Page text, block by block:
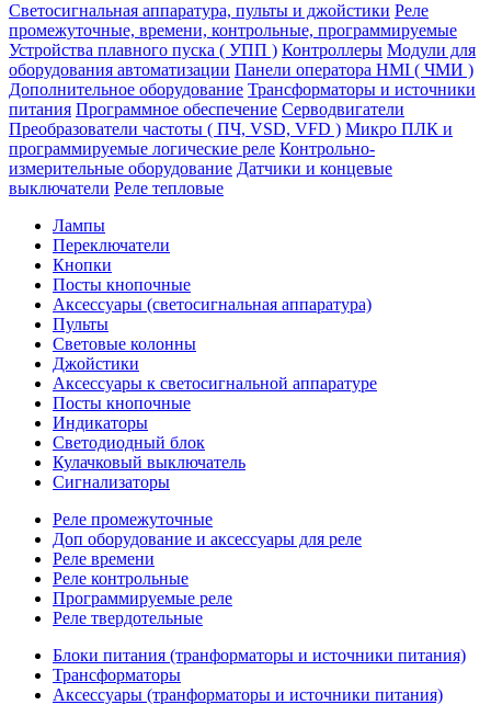
Светосигнальная аппаратура, пульты и джойстики Реле
промежуточные, времени, контрольные, программируемые
Устройства плавного пуска ( УПП ) Контроллеры Модули для
оборудования автоматизации Панели оператора HMI ( ЧМИ )
Дополнительное оборудование Транcформаторы и источники
питания Программное обеспечение Серводвигатели
Преобразователи частоты ( ПЧ, VSD, VFD ) Микро ПЛК и
программируемые логические реле Контрольно-
измерительные оборудование Датчики и концевые
выключатели Реле тепловые
Лампы
Переключатели
Кнопки
Посты кнопочные
Аксессуары (светосигнальная аппаратура)
Пульты
Световые колонны
Джойстики
Аксессуары к светосигнальной аппаратуре
Посты кнопочные
Индикаторы
Светодиодный блок
Кулачковый выключатель
Сигнализаторы
Реле промежуточные
Доп оборудование и аксессуары для реле
Реле времени
Реле контрольные
Программируемые реле
Реле твердотельные
Блоки питания (транформаторы и источники питания)
Трансформаторы
Аксессуары (транформаторы и источники питания)